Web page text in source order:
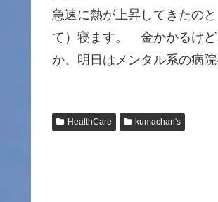
急速に熱が上昇してきたの
て）寝ます。 金かかるけ
か、明日はメンタル系の病
HealthCare kumachan's